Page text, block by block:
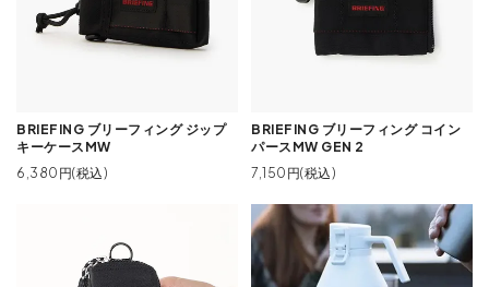
BRIEFING ブリーフィング ジップ
キーケースMW
6,380円(税込)
BRIEFING ブリーフィング コイン
パースMW GEN 2
7,150円(税込)